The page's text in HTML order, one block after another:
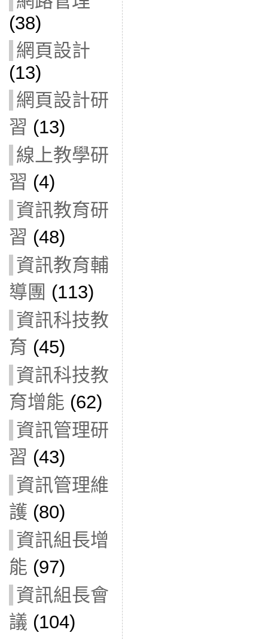
(38)
網頁設計
(13)
網頁設計研
習 (13)
線上教學研
習 (4)
資訊教育研
習 (48)
資訊教育輔
導團 (113)
資訊科技教
育 (45)
資訊科技教
育增能 (62)
資訊管理研
習 (43)
資訊管理維
護 (80)
資訊組長增
能 (97)
資訊組長會
議 (104)